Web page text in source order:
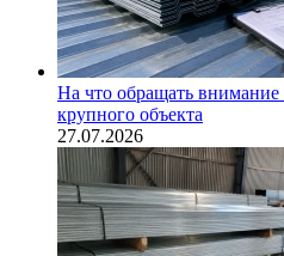
На что обращать внимание
крупного объекта
27.07.2026